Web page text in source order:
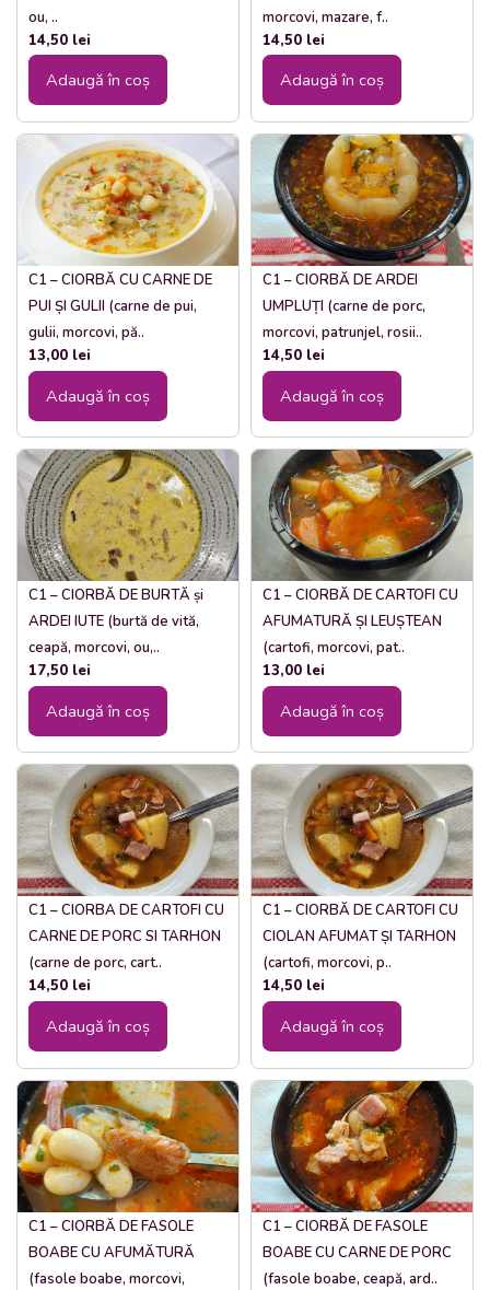
ou, ..
14,50 lei
Adaugă în coș
morcovi, mazare, f..
14,50 lei
Adaugă în coș
C1 – CIORBĂ CU CARNE DE
PUI ȘI GULII (carne de pui,
gulii, morcovi, pă..
13,00 lei
Adaugă în coș
C1 – CIORBĂ DE ARDEI
UMPLUȚI (carne de porc,
morcovi, patrunjel, rosii..
14,50 lei
Adaugă în coș
C1 – CIORBĂ DE BURTĂ și
ARDEI IUTE (burtă de vită,
ceapă, morcovi, ou,..
17,50 lei
Adaugă în coș
C1 – CIORBĂ DE CARTOFI CU
AFUMATURĂ ȘI LEUȘTEAN
(cartofi, morcovi, pat..
13,00 lei
Adaugă în coș
C1 – CIORBA DE CARTOFI CU
CARNE DE PORC SI TARHON
(carne de porc, cart..
14,50 lei
Adaugă în coș
C1 – CIORBĂ DE CARTOFI CU
CIOLAN AFUMAT ȘI TARHON
(cartofi, morcovi, p..
14,50 lei
Adaugă în coș
C1 – CIORBĂ DE FASOLE
BOABE CU AFUMĂTURĂ
(fasole boabe, morcovi,
C1 – CIORBĂ DE FASOLE
BOABE CU CARNE DE PORC
(fasole boabe, ceapă, ard..